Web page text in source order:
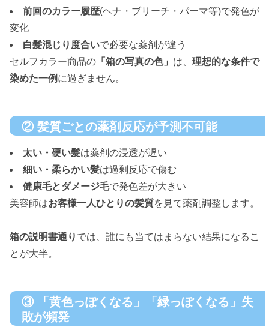
前回のカラー履歴(ヘナ・ブリーチ・パーマ等)で発色が
変化
白髪混じり度合いで必要な薬剤が違う
セルフカラー商品の 「箱の写真の色」 は、 理想的な条件で
染めた一例 に過ぎません。
② 髪質ごとの薬剤反応が予測不可能
太い・硬い髪は薬剤の浸透が遅い
細い・柔らかい髪は過剰反応で傷む
健康毛とダメージ毛で発色差が大きい
美容師はお客様一人ひとりの髪質を見て薬剤調整します。
箱の説明書通り では、誰にも当てはまらない結果になるこ
とが大半。
③ 「黄色っぽくなる」「緑っぽくなる」失
敗が頻発